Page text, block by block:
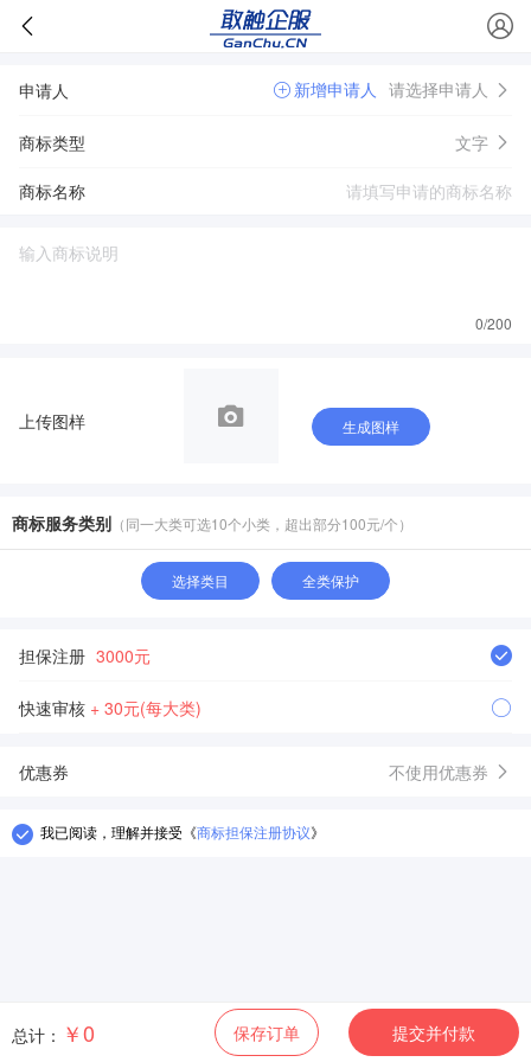
申请人 新增申请人 请选择申请人
商标类型 文字
商标名称
0/200
上传图样 生成图样
商标服务类别 （同一大类可选10个小类，超出部分100元/个）
选择类目 全类保护
担保注册 3000元
快速审核 + 30元(每大类)
优惠券 不使用优惠券
我已阅读，理解并接受 《商标担保注册协议》
总计： ￥0 保存订单 提交并付款